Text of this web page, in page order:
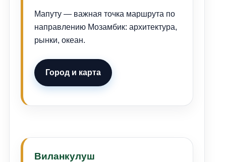
Мапуту — важная точка маршрута по
направлению Мозамбик: архитектура,
рынки, океан.
Город и карта
Виланкулуш